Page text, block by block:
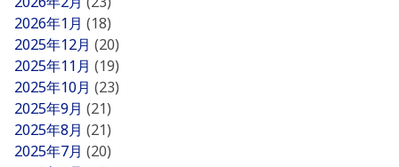
2026年1月 (18)
2025年12月 (20)
2025年11月 (19)
2025年10月 (23)
2025年9月 (21)
2025年8月 (21)
2025年7月 (20)